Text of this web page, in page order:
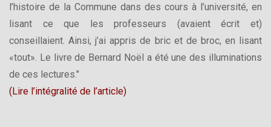
l’histoire de la Commune dans des cours à l’université, en
lisant ce que les professeurs (avaient écrit et)
conseillaient. Ainsi, j’ai appris de bric et de broc, en lisant
«tout». Le livre de Bernard Noël a été une des illuminations
de ces lectures."
(Lire l’intégralité de l’article)